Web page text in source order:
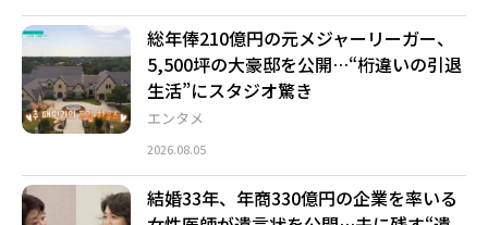
エンタメ
総年俸210億円の元メジャーリーガー、
5,500坪の大豪邸を公開…“桁違いの引退
生活”にスタジオ驚き
2026.08.05
結婚33年、年商330億円の企業を率いる